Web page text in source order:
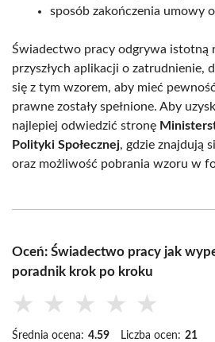
sposób zakończenia umowy
Świadectwo pracy odgrywa istotną
przyszłych aplikacji o zatrudnienie,
się z tym wzorem, aby mieć
prawne zostały spełnione. Aby
najlepiej odwiedzić stronę
Polityki Społecznej, gdzie znajdują
oraz możliwość pobrania wzoru w
Oceń: Świadectwo pracy jak
poradnik krok po kroku
★ ★ ★ ★ ★
Średnia ocena: 4.59 Liczba ocen: 21